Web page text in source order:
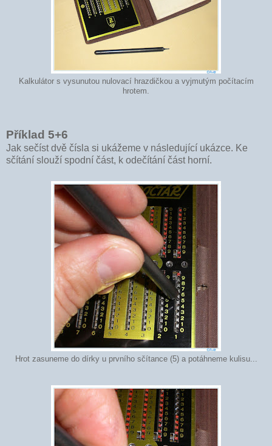
Kalkulátor s vysunutou nulovací hrazdičkou a vyjmutým počítacím
hrotem.
Příklad 5+6
Jak sečíst dvě čísla si ukážeme v následující ukázce. Ke
sčítání slouží spodní část, k odečítání část horní.
Hrot zasuneme do dírky u prvního sčítance (5) a potáhneme kulisu...